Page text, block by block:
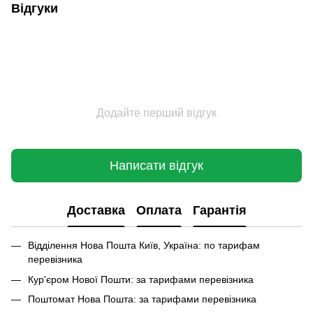
Відгуки
Додайте перший відгук
Написати відгук
Доставка Оплата Гарантія
Відділення Нова Пошта Київ, Україна: по тарифам
перевізника
Кур'єром Нової Пошти: за тарифами перевізника
Поштомат Нова Пошта: за тарифами перевізника